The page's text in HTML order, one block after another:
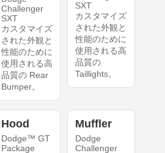
Challenger
SXT
カスタマイズ
された外観と
性能のために
使用される高
品質の Rear
Bumper。
SXT
カスタマイズ
された外観と
性能のために
使用される高
品質の
Taillights。
Hood
Dodge™ GT
Package
Muffler
Dodge
Challenger